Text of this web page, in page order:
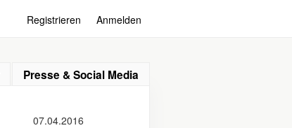
Registrieren Anmelden
Presse & Social Media
07.04.2016